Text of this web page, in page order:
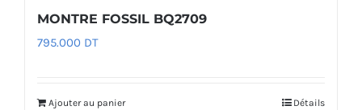
MONTRE FOSSIL BQ2709
795.000 DT
Ajouter au panier Détails